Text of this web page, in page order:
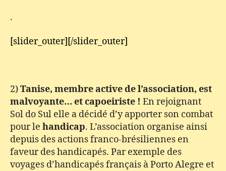
.
[slider_outer][/slider_outer]
2)Tanise, membre active de l’association, est
malvoyante… et capoeiriste ! En rejoignant
Sol do Sul elle a décidé d’y apporter son combat
pour le handicap. L’association organise ainsi
depuis des actions franco-brésiliennes en
faveur des handicapés. Par exemple des
voyages d’handicapés français à Porto Alegre et